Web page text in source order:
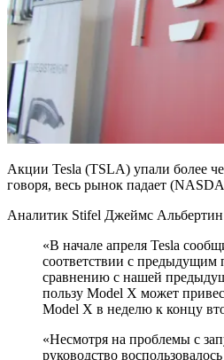
Акции Tesla (TSLA) упали более
говоря, весь рынок падает
Аналитик Stifel Джеймс Альбертин
В начале апреля Tesla
соответствии с предыдущим
сравнению с нашей
пользу Model X может
Model X в неделю к концу
Несмотря на проблемы с
руководство